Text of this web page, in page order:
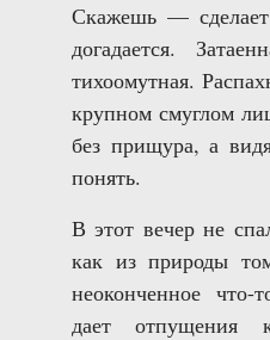
Скажешь —
догадается.
тихоомутная.
крупном смуглом
без прищура, а
понять.
В этот вечер не
как из природы
неоконченное что-
дает отпущения